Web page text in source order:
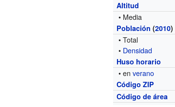
Altitud
• Media
Población (2010)
• Total
• Densidad
Huso horario
• enverano
Código ZIP
Código de área